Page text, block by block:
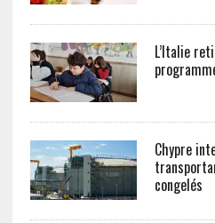
L’Italie
Chypre
congelés